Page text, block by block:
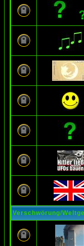
Verschwörung/